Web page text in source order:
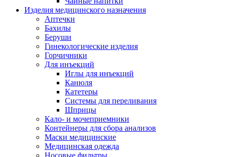
Изделия медицинского назначения
Аптечки
Бахилы
Беруши
Гинекологические изделия
Горчичники
Для инъекций
Иглы для инъекций
Канюля
Катетеры
Системы для переливания
Шприцы
Кало- и мочеприемники
Контейнеры для сбора анализов
Маски медицинские
Медицинская одежда
Носовые фильтры